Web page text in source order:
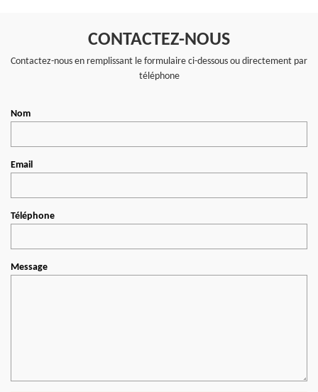
CONTACTEZ-NOUS
Contactez-nous en remplissant le formulaire ci-dessous ou directement par
téléphone
Nom
Email
Téléphone
Message